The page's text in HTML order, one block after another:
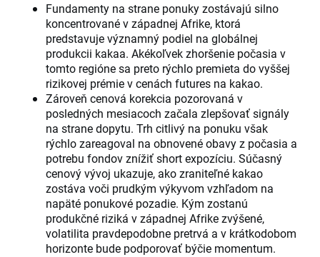
Fundamenty na strane ponuky zostávajú silno
koncentrované v západnej Afrike, ktorá
predstavuje významný podiel na globálnej
produkcii kakaa. Akékoľvek zhoršenie počasia v
tomto regióne sa preto rýchlo premieta do vyššej
rizikovej prémie v cenách futures na kakao.
Zároveň cenová korekcia pozorovaná v
posledných mesiacoch začala zlepšovať signály
na strane dopytu. Trh citlivý na ponuku však
rýchlo zareagoval na obnovené obavy z počasia a
potrebu fondov znížiť short expozíciu. Súčasný
cenový vývoj ukazuje, ako zraniteľné kakao
zostáva voči prudkým výkyvom vzhľadom na
napäté ponukové pozadie. Kým zostanú
produkčné riziká v západnej Afrike zvýšené,
volatilita pravdepodobne pretrvá a v krátkodobom
horizonte bude podporovať býčie momentum.